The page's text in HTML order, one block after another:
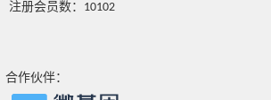
注册会员数：10102
合作伙伴：